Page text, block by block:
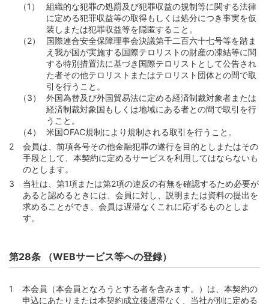
組織的な犯罪の処罰及び犯罪収益の規制等に関する法律
に定める犯罪収益等の取得もしくは処分につき事実を仮
装しまたは犯罪収益等を隠匿すること。
国際連合安全保障理事会決議第千二百六十七号等を踏ま
え我が国が実施する国際テロリストの財産の凍結等に関
する特別措置法に基づき国際テロリストとして公告され
た者その他テロリストまたはテロリスト団体との間で取
引を行うこと。
外国為替及び外国貿易法に定める経済制裁対象者または
経済制裁対象国もしくは地域にある者との間で取引を行
うこと。
米国OFAC規制により規制される取引を行うこと。
会員は、前項各号その他金融犯罪の遂行を目的としまたはその
手段として、本契約に定めるサービスを利用してはならないも
のとします。
当社は、第1項または第2項の違反の有無を確認するため必要が
あると認めるときには、会員に対し、説明または資料の提出を
求めることができ、会員は遅滞なくこれに応ずるものとしま
す。
第28条 （WEBサービス等への登録）
本会員（本会員となろうとする者を含みます。）は、本契約の
申込にあたりまたは本契約成立後遅滞なく、当社が別に定める